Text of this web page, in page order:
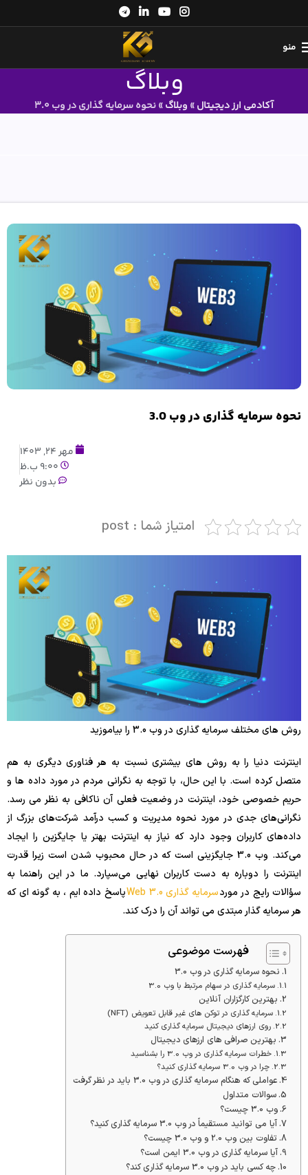
منو
وبلاگ
آکادمی ارز دیجیتال» وبلاگ»نحوه سرمایه گذاری در وب 3.0
نحوه سرمایه گذاری در وب 3.0
مهر 24, 1403
9:00 ب.ظ
بدون نظر
امتیاز شما : post
روش های مختلف سرمایه گذاری در وب 3.0 را بیاموزید
اینترنت دنیا را به روش های بیشتری نسبت به هر فناوری دیگری به هم
متصل کرده است. با این حال، با توجه به نگرانی مردم در مورد داده ها و
حریم خصوصی خود، اینترنت در وضعیت فعلی آن ناکافی به نظر می رسد.
نگرانی‌های جدی در مورد نحوه مدیریت و کسب درآمد شرکت‌های بزرگ از
داده‌های کاربران وجود دارد که نیاز به اینترنت بهتر یا جایگزین را ایجاد
می‌کند. وب 3.0 جایگزینی است که در حال محبوب شدن است زیرا قدرت
اینترنت را دوباره به دست کاربران نهایی می‌سپارد. ما در این راهنما به
سؤالات رایج در موردسرمایه گذاری Web 3.0
پاسخ داده ایم ، به گونه ای که
هر سرمایه گذار مبتدی می تواند آن را درک کند.
فهرست موضوعی
نحوه سرمایه گذاری در وب 3.0
سرمایه گذاری در سهام مرتبط با وب 3.0
بهترین کارگزاران آنلاین
سرمایه گذاری در توکن های غیر قابل تعویض (NFT)
روی ارزهای دیجیتال سرمایه گذاری کنید
بهترین صرافی های ارزهای دیجیتال
خطرات سرمایه گذاری در وب 3.0 را بشناسید
چرا در وب 3.0 سرمایه گذاری کنید؟
عواملی که هنگام سرمایه گذاری در وب 3.0 باید در نظر گرفت
سوالات متداول
وب 3.0 چیست؟
آیا می توانید مستقیماً در وب 3.0 سرمایه گذاری کنید؟
تفاوت بین وب 2.0 و وب 3.0 چیست؟
آیا سرمایه گذاری در وب 3.0 ایمن است؟
چه کسی باید در وب 3.0 سرمایه گذاری کند؟